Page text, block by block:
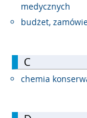
medycznych
budżet,
C
chemia